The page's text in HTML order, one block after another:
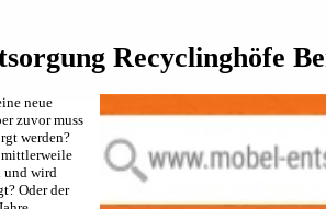
Recyclinghöfe
neue
zuvor muss
werden?
und wird
Oder der